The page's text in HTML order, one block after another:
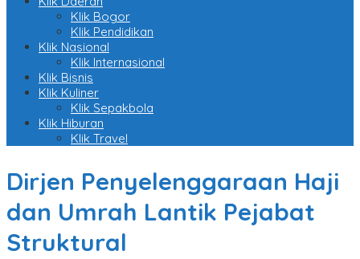
Klik Bogor
Klik Pendidikan
Klik Nasional
Klik Internasional
Klik Bisnis
Klik Kuliner
Klik Sepakbola
Klik Hiburan
Klik Travel
Dirjen Penyelenggaraan Haji
dan Umrah Lantik Pejabat
Struktural